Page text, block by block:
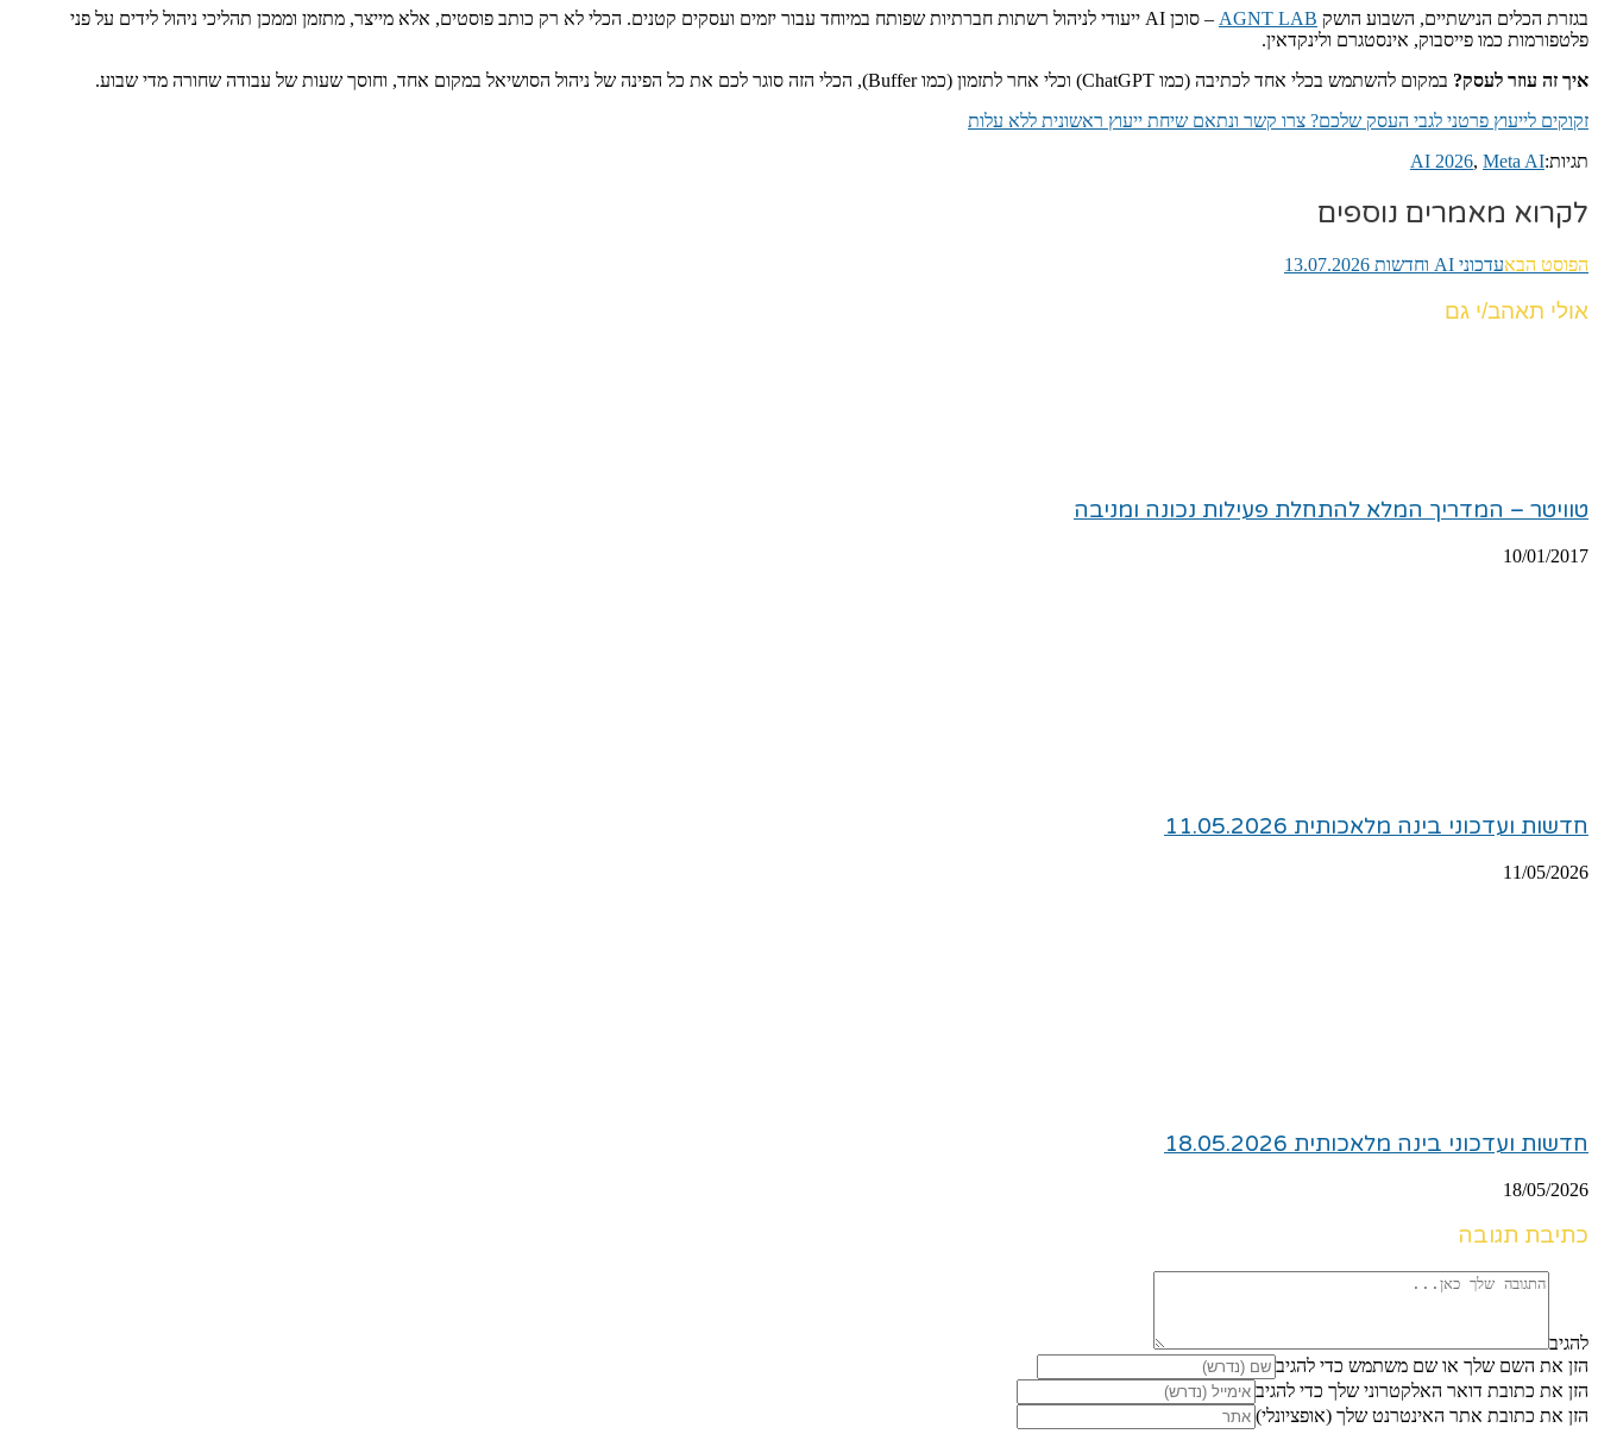
בגזרת הכלים הנישתיים, השבוע הושק AGNT LAB
– סוכן AI ייעודי לניהול רשתות חברתיות שפותח במיוחד עבור יזמים ועסקים קטנים. הכלי לא רק כותב פוסטים, אלא מייצר, מתזמן וממכן תהליכי ניהול לידים על פני
פלטפורמות כמו פייסבוק, אינסטגרם ולינקדאין.
איך זה עוזר לעסק? במקום להשתמש בכלי אחד לכתיבה (כמו ChatGPT) וכלי אחר לתזמון (כמו Buffer), הכלי הזה סוגר לכם את כל הפינה של ניהול הסושיאל במקום אחד, וחוסך שעות של עבודה שחורה מדי שבוע.
זקוקים לייעוץ פרטני לגבי העסק שלכם? צרו קשר ונתאם שיחת ייעוץ ראשונית ללא עלות
תגיות:
AI 2026, Meta AI
לקרוא מאמרים נוספים
הפוסט הבאעדכוני AI וחדשות 13.07.2026
אולי תאהב/י גם
טוויטר – המדריך המלא להתחלת פעילות נכונה ומניבה
10/01/2017
חדשות ועדכוני בינה מלאכותית 11.05.2026
11/05/2026
חדשות ועדכוני בינה מלאכותית 18.05.2026
18/05/2026
כתיבת תגובה
להגיב
הזן את השם שלך או שם משתמש כדי להגיב
הזן את כתובת דואר האלקטרוני שלך כדי להגיב
הזן את כתובת אתר האינטרנט שלך (אופציונלי)